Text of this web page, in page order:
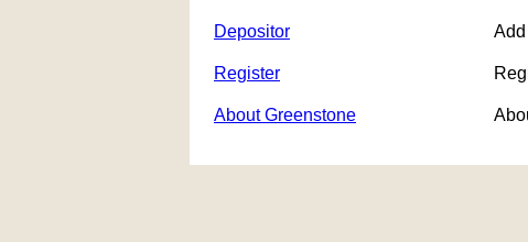
Depositor
Register
About Greenstone